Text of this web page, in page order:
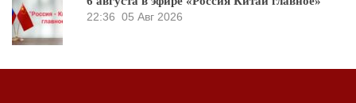
22:36 05 Авг 2026